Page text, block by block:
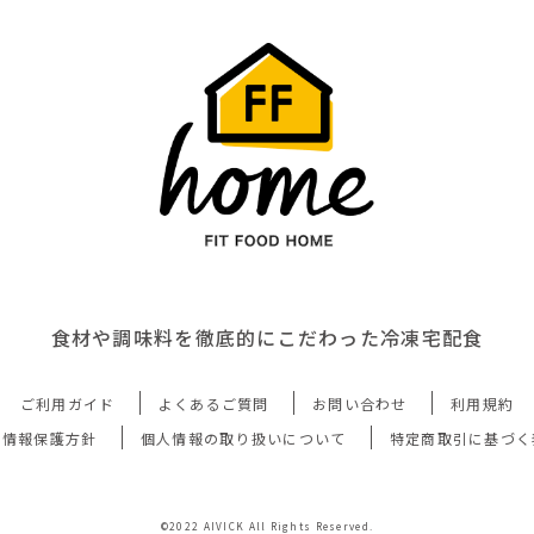
食材や調味料を徹底的にこだわった冷凍宅配食
ご利用ガイド よくあるご質問 お問い合わせ
利用規約
報保護方針
個人情報の取り扱いについて 特定商取引に基づ
©2022 AIVICK All Rights Reserved.